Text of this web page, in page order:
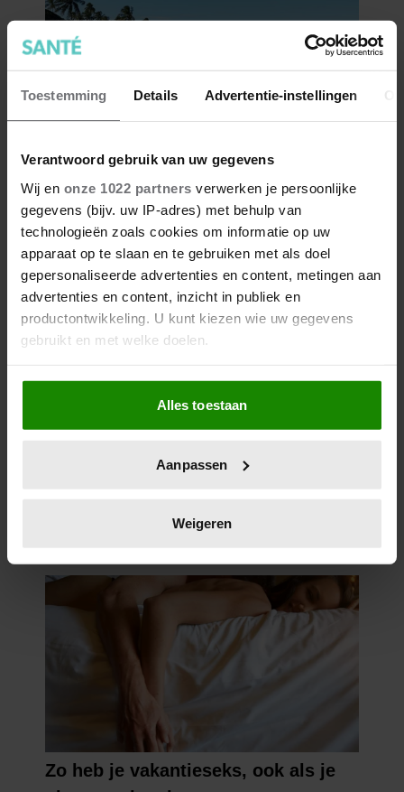
Toestemming Details Advertentie-instellingen
Verantwoord gebruik van uw gegevens
Wij en onze 1022 partners verwerken je persoonlijke
gegevens (bijv. uw IP-adres) met behulp van
technologieën zoals cookies om informatie op uw
apparaat op te slaan en te gebruiken met als doel
gepersonaliseerde advertenties en content, metingen aan
advertenties en content, inzicht in publiek en
productontwikkeling. U kunt kiezen wie uw gegevens
gebruikt en met welke doelen.
Als u het toestaat, willen we ook graag:
Informatie verzamelen over uw geografische
locatie, die tot een paar meter nauwkeurig kan zijn
scannen op specifieke eigenschappen (fingerprinting)
verwerkt en stel uw voorkeuren in het
intrekken in de Cookieverklaring.
We gebruiken cookies om content en advertenties te
personaliseren, om functies voor social media te bieden
en om ons websiteverkeer te analyseren. Ook delen we
informatie over uw gebruik van onze site met onze
partners voor social media, adverteren en analyse. Deze
informatie die u aan ze heeft verstrekt of die ze hebben
gaat akkoord met onze cookies als u onze website blijft
Alles toestaan
Aanpassen
Weigeren